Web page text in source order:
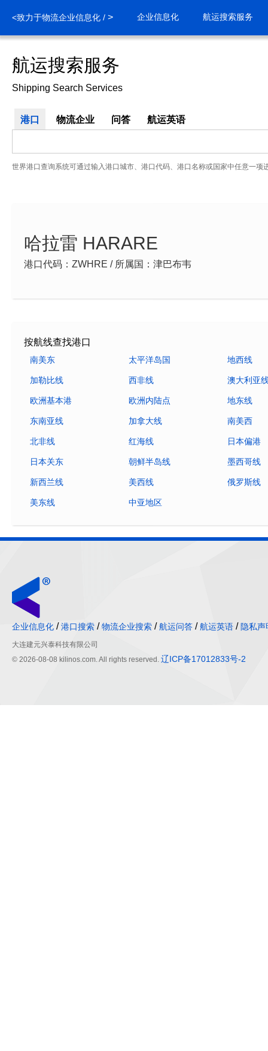
<致力于物流企业信息化 / > 企业信息化 航运搜索服务
航运搜索服务
Shipping Search Services
港口 物流企业 问答 航运英语
世界港口查询系统可通过输入港口城市、港口代码、港口名称或国家中任意一项
哈拉雷 HARARE
港口代码：ZWHRE / 所属国：津巴布韦
按航线查找港口
南美东 太平洋岛国 地西线
加勒比线 西非线 澳大利亚
欧洲基本港 欧洲内陆点 地东线
东南亚线 加拿大线 南美西
北非线 红海线 日本偏港
日本关东 朝鲜半岛线 墨西哥线
新西兰线 美西线 俄罗斯线
美东线 中亚地区
企业信息化 /港口搜索 /物流企业搜索 /航运问答 /航运英语 / 隐私声
大连建元兴泰科技有限公司
© 2026-08-08 kilinos.com. All rights reserved. 辽ICP备17012833号-2